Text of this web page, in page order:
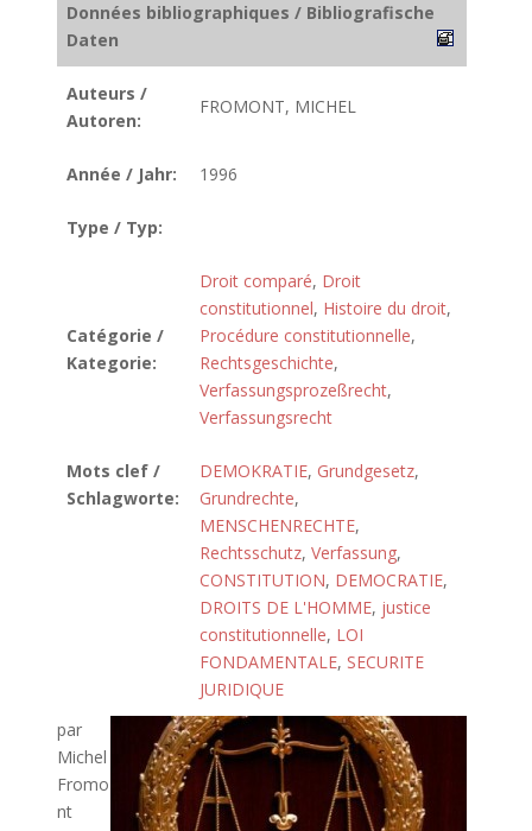
Données bibliographiques / Bibliografische
Daten
Auteurs /
Autoren:
FROMONT, MICHEL
Année / Jahr: 1996
Type / Typ:
Catégorie /
Kategorie:
Droit comparé, Droit
constitutionnel, Histoire du droit,
Procédure constitutionnelle,
Rechtsgeschichte,
Verfassungsprozeßrecht,
Verfassungsrecht
Mots clef /
Schlagworte:
DEMOKRATIE, Grundgesetz,
Grundrechte,
MENSCHENRECHTE,
Rechtsschutz, Verfassung,
CONSTITUTION, DEMOCRATIE,
DROITS DE L'HOMME, justice
constitutionnelle, LOI
FONDAMENTALE, SECURITE
JURIDIQUE
par
Michel
Fromo
nt